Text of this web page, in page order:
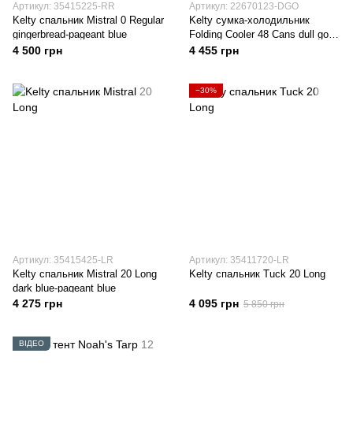
Артикул: 35415225-RR
Kelty спальник Mistral 0 Regular
gingerbread-pageant blue
4 500 грн
Артикул: 22670123-DGO
Kelty сумка-холодильник
Folding Cooler 48 Cans dull gold-
deep teal
4 455 грн
Артикул: 35415425-LR
Kelty спальник Mistral 20 Long
dark blue-pageant blue
4 275 грн
−30%
Артикул: 35411720-LR
Kelty спальник Tuck 20 Long
4 095 грн 5 850 грн
ВІДЕО